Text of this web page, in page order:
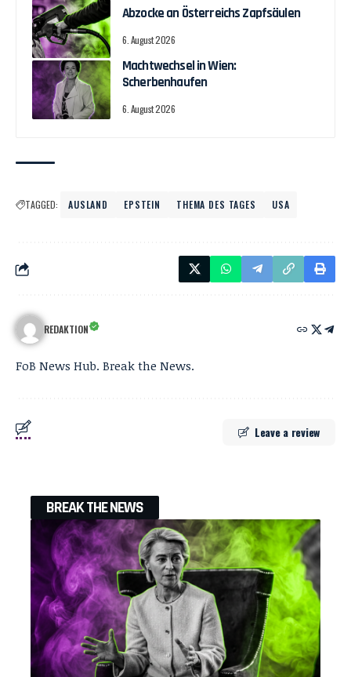
Abzocke an Österreichs Zapfsäulen
6. August 2026
Machtwechsel in Wien:
Scherbenhaufen
6. August 2026
TAGGED: AUSLAND EPSTEIN THEMA DES TAGES USA
REDAKTION
FoB News Hub. Break the News.
Leave a review
BREAK THE NEWS